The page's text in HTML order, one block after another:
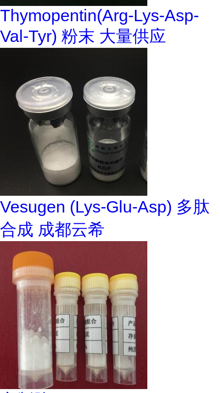
Thymopentin(Arg-Lys-Asp-
Val-Tyr) 粉末 大量供应
Vesugen (Lys-Glu-Asp) 多肽
合成 成都云希